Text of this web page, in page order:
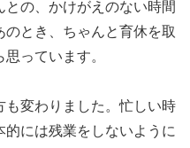
の、かけがえのない時間
とき、ちゃんと育休を取
っています。
変わりました。忙しい時
には残業をしないように